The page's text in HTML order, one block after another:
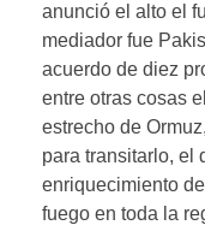
anunció el alto el
mediador fue
acuerdo de diez
entre otras cosas
estrecho de
para transitarlo, el
enriquecimiento
fuego en toda la